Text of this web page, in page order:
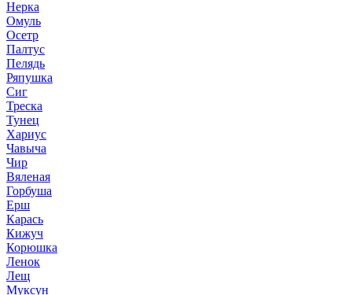
Нерка
Омуль
Осетр
Палтус
Пелядь
Ряпушка
Сиг
Треска
Тунец
Хариус
Чавыча
Чир
Вяленая
Горбуша
Ерш
Карась
Кижуч
Корюшка
Ленок
Лещ
Муксун